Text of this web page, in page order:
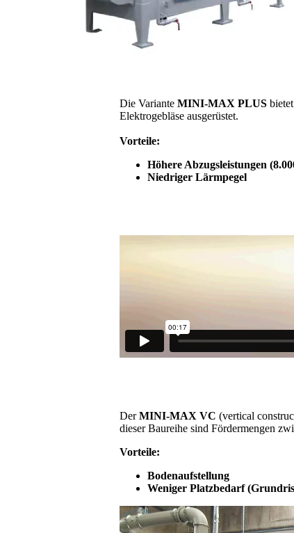
Die Variante MINI-MAX PLUS
Elektrogebläse ausgerüstet.
Vorteile:
Höhere Abzugsleistungen
Niedriger Lärmpegel
DerMINI-MAX VC (vertical
dieser Baureihe sind Fördermengen
Vorteile:
Bodenaufstellung
Weniger Platzbedarf